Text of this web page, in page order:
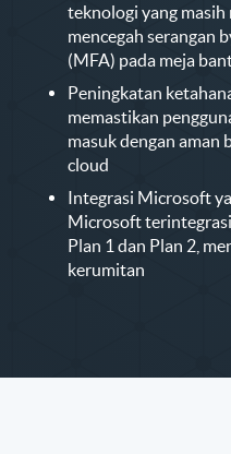
teknologi yang masih
mencegah serangan
(MFA) pada meja
Peningkatan
memastikan
masuk dengan aman
cloud
Integrasi Microsoft
Microsoft
Plan 1 dan Plan 2,
kerumitan